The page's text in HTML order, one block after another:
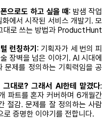
으로도 하고 싶을 때: 밤샘 작업
에서 시작된 서비스 개발기. 모
대로 쓰는 방법과 ProductHunt
런칭하기 : 기획자가 세 번의 피
장벽을 넘은 이야기. AI 시대에
문제를 정의하는 기획력임을 공
대로? 그래서 AI한테 맡겼다:
파트를 혼자 커버하며 6개월간
절감. 문제를 잘 정의하는 사람
로 증명한 이야기를 전합니다.